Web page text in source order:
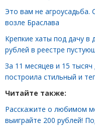
Это вам не агроусадьба.
возле Браслава
Крепкие хаты под дачу
рублей в реестре
За 11 месяцев и 15
построила стильный и
Читайте также:
Расскажите о любимом
выиграйте 200 рублей!